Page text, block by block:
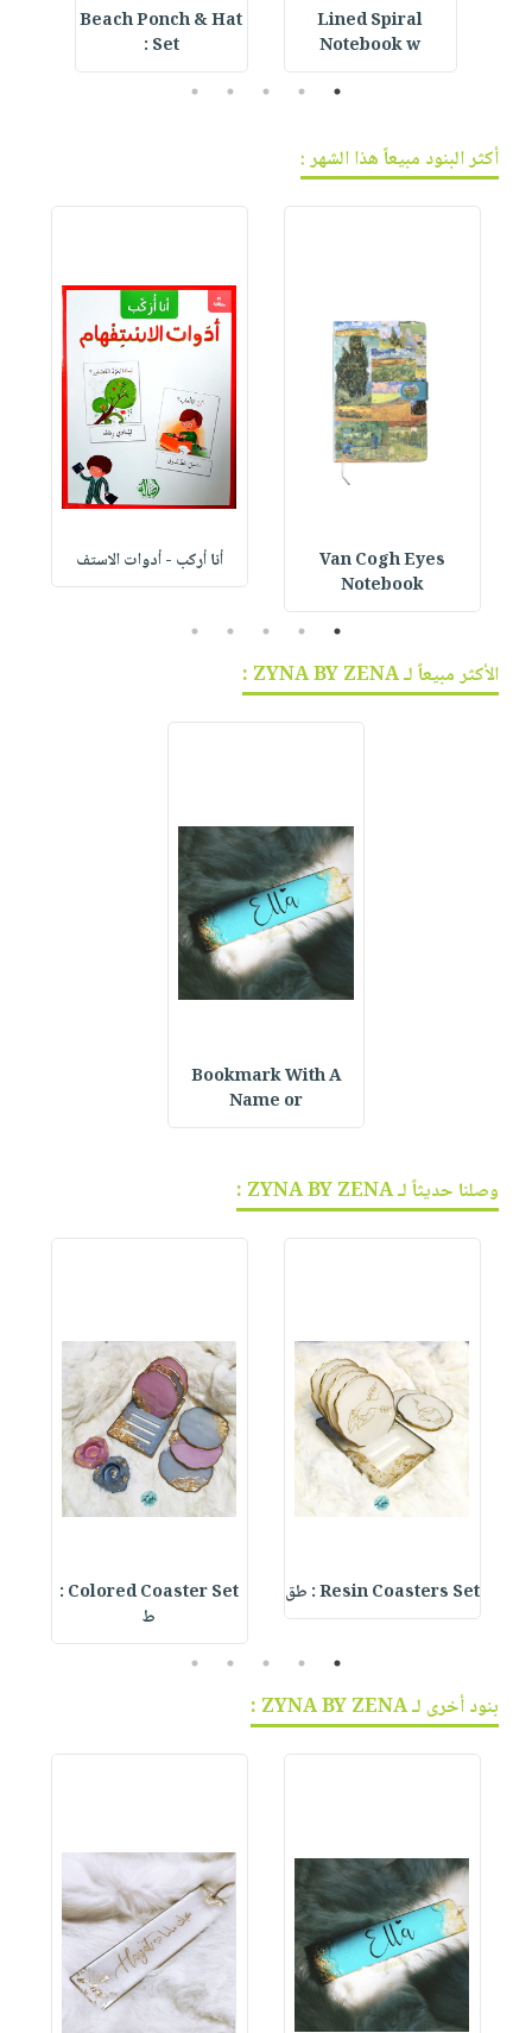
Lined Spiral
Notebook w
Beach Ponch & Hat
Set :
1
2
3
4
5
أكثر البنود مبيعاً هذا الشهر :
Van Cogh Eyes
Notebook
أنا أركب - أدوات الاستف
1
2
3
4
5
الأكثر مبيعاً لـ ZYNA BY ZENA :
Bookmark With A
Name or
وصلنا حديثاً لـ ZYNA BY ZENA :
Resin Coasters Set : طق
Colored Coaster Set :
ط
1
2
3
4
5
بنود أخرى لـ ZYNA BY ZENA :